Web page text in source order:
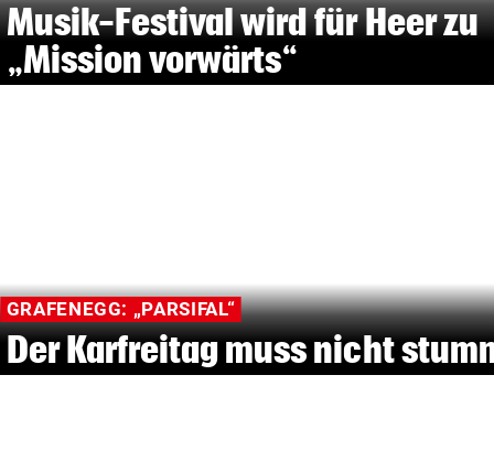
Musik-Festival wird für Heer zu
„Mission vorwärts“
GRAFENEGG: „PARSIFAL“
Der Karfreitag muss nicht